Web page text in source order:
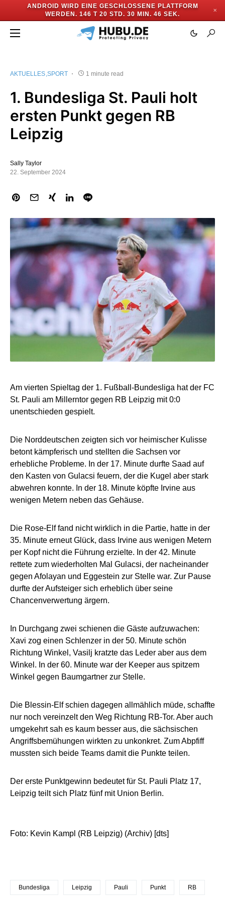
ANDROID WIRD EINE GESCHLOSSENE PLATTFORM
WERDEN. 146 T 20 STD. 30 MIN. 46 SEK.
✕
AKTUELLES SPORT 1 minute read
1. Bundesliga St. Pauli holt
ersten Punkt gegen RB
Leipzig
Sally Taylor
22. September 2024
Am vierten Spieltag der 1. Fußball-Bundesliga hat der FC
St. Pauli am Millerntor gegen RB Leipzig mit 0:0
unentschieden gespielt.
Die Norddeutschen zeigten sich vor heimischer Kulisse
betont kämpferisch und stellten die Sachsen vor
erhebliche Probleme. In der 17. Minute durfte Saad auf
den Kasten von Gulacsi feuern, der die Kugel aber stark
abwehren konnte. In der 18. Minute köpfte Irvine aus
wenigen Metern neben das Gehäuse.
Die Rose-Elf fand nicht wirklich in die Partie, hatte in der
35. Minute erneut Glück, dass Irvine aus wenigen Metern
per Kopf nicht die Führung erzielte. In der 42. Minute
rettete zum wiederholten Mal Gulacsi, der nacheinander
gegen Afolayan und Eggestein zur Stelle war. Zur Pause
durfte der Aufsteiger sich erheblich über seine
Chancenverwertung ärgern.
In Durchgang zwei schienen die Gäste aufzuwachen:
Xavi zog einen Schlenzer in der 50. Minute schön
Richtung Winkel, Vasilj kratzte das Leder aber aus dem
Winkel. In der 60. Minute war der Keeper aus spitzem
Winkel gegen Baumgartner zur Stelle.
Die Blessin-Elf schien dagegen allmählich müde, schaffte
nur noch vereinzelt den Weg Richtung RB-Tor. Aber auch
umgekehrt sah es kaum besser aus, die sächsischen
Angriffsbemühungen wirkten zu unkonkret. Zum Abpfiff
mussten sich beide Teams damit die Punkte teilen.
Der erste Punktgewinn bedeutet für St. Pauli Platz 17,
Leipzig teilt sich Platz fünf mit Union Berlin.
Foto: Kevin Kampl (RB Leipzig) (Archiv) [dts]
Bundesliga Leipzig Pauli Punkt RB